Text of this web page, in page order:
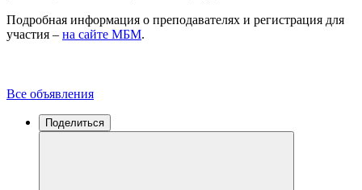
Подробная информация о преподавателях и регистрация для
участия – на сайте МБМ.
Все объявления
Поделиться